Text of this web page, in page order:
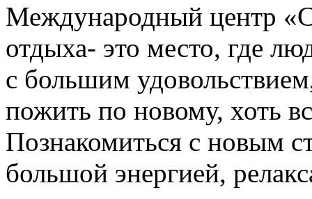
Международный центр
отдыха- это место, где
с большим
пожить по новому, хоть
Познакомиться с новым
большой энергией,